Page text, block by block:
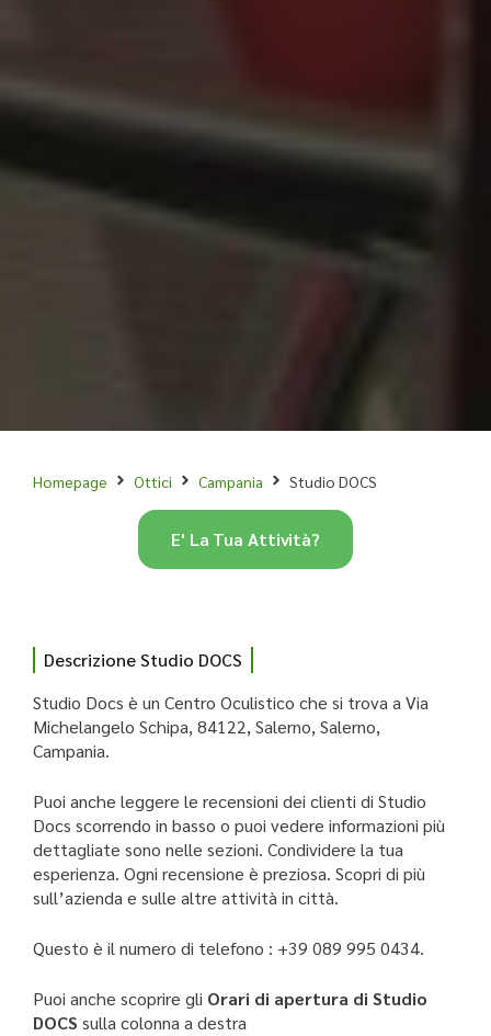
Homepage Ottici Campania Studio DOCS
Descrizione Studio DOCS
Studio Docs è un Centro Oculistico che si trova a Via
Michelangelo Schipa, 84122, Salerno, Salerno,
Campania.
Puoi anche leggere le recensioni dei clienti di Studio
Docs scorrendo in basso o puoi vedere informazioni più
dettagliate sono nelle sezioni. Condividere la tua
esperienza. Ogni recensione è preziosa. Scopri di più
sull’azienda e sulle altre attività in città.
Questo è il numero di telefono : +39 089 995 0434.
Puoi anche scoprire gli Orari di apertura di Studio
DOCS sulla colonna a destra
E' La Tua Attività?